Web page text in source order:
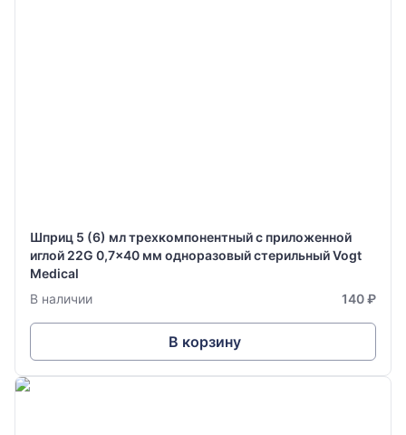
Шприц 5 (6) мл трехкомпонентный с приложенной
иглой 22G 0,7x40 мм одноразовый стерильный Vogt
Medical
В наличии
140 ₽
В корзину